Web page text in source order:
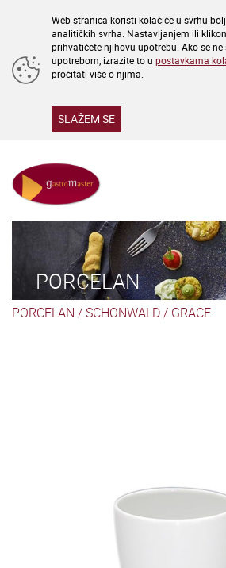
Web stranica koristi kolačiće u svrhu
analitičkih svrha. Nastavljanjem ili
prihvatićete njihovu upotrebu. Ako se
upotrebom, izrazite to u postavkama
pročitati više o njima.
SLAŽEM SE
PORCELAN
PORCELAN /SCHONWALD/ GRACE